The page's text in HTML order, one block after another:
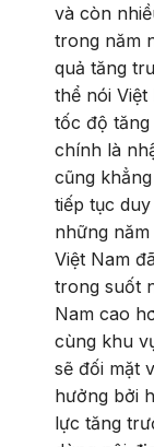
và còn
trong năm
quả tăng
thể nói
tốc độ
chính là
cũng
tiếp tục
những
Việt Nam
trong suốt
Nam cao
cùng khu
sẽ đối mặt
hưởng bởi
lực tăng